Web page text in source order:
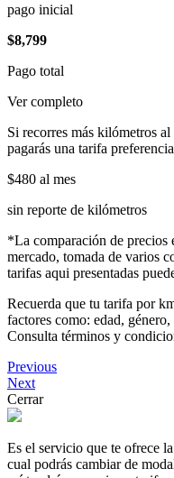
pago inicial
$8,799
Pago total
Ver completo
Si recorres más kilómetros
pagarás una tarifa
$480 al mes
sin reporte de kilómetros
*La comparación de precios
mercado, tomada de varios
tarifas aqui presentadas
Recuerda que tu tarifa por
factores como: edad,
Consulta términos y
Previous
Next
Cerrar
Es el servicio que te ofrece
cual podrás cambiar de